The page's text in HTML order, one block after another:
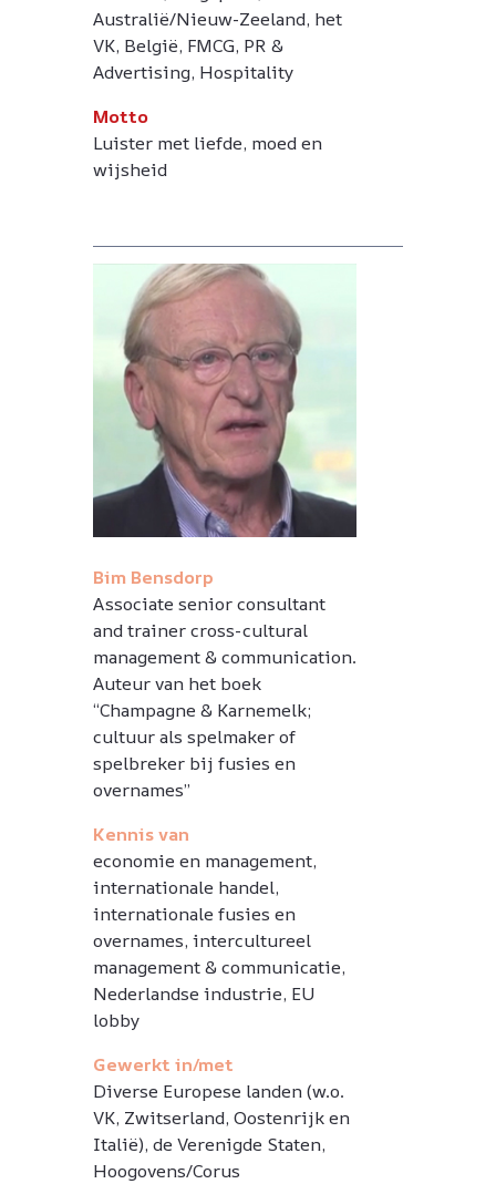
Australië/Nieuw-Zeeland, het
VK, België, FMCG, PR &
Advertising, Hospitality
Motto
Luister met liefde, moed en
wijsheid
Bim Bensdorp
Associate senior consultant
and trainer cross-cultural
management & communication.
Auteur van het boek
“Champagne & Karnemelk;
cultuur als spelmaker of
spelbreker bij fusies en
overnames”
Kennis van
economie en management,
internationale handel,
internationale fusies en
overnames, intercultureel
management & communicatie,
Nederlandse industrie, EU
lobby
Gewerkt in/met
Diverse Europese landen (w.o.
VK, Zwitserland, Oostenrijk en
Italië), de Verenigde Staten,
Hoogovens/Corus